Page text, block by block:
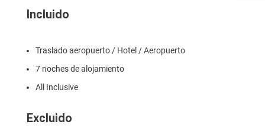
Incluido
Traslado aeropuerto / Hotel / Aeropuerto
7 noches de alojamiento
All Inclusive
Excluido